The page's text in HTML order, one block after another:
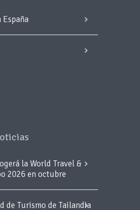
España
la World Travel &
2026 en octubre
de Turismo de Tailandia